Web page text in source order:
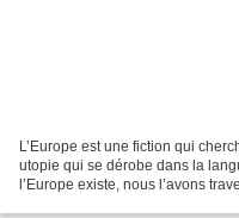
L’Europe est une fiction qui
utopie qui se dérobe dans la
l’Europe existe, nous l’avons